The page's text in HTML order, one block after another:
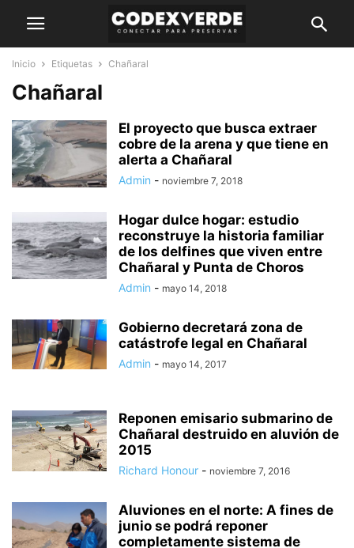
Inicio Etiquetas Chañaral
Chañaral
El proyecto que busca extraer
cobre de la arena y que tiene en
alerta a Chañaral
Admin - noviembre 7, 2018
Hogar dulce hogar: estudio
reconstruye la historia familiar
de los delfines que viven entre
Chañaral y Punta de Choros
Admin - mayo 14, 2018
Gobierno decretará zona de
catástrofe legal en Chañaral
Admin - mayo 14, 2017
Reponen emisario submarino de
Chañaral destruido en aluvión de
2015
Richard Honour - noviembre 7, 2016
Aluviones en el norte: A fines de
junio se podrá reponer
completamente sistema de